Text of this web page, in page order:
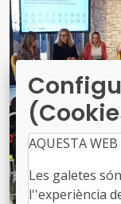
AQUESTA
Les galetes
l''experiència